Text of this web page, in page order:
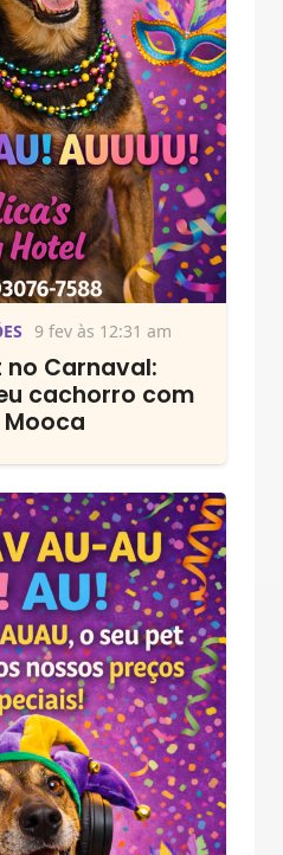
9 fev às 12:31 am
no Carnaval:
cachorro com